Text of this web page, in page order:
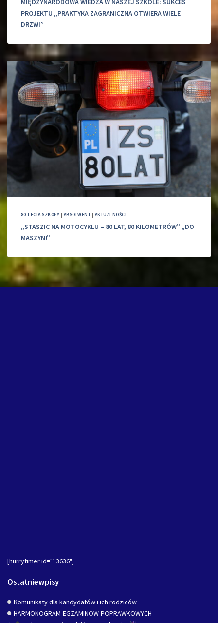
MIĘDZYNARODOWA WIEDZA W NASZEJ SZKOLE: SUKCES
PROJEKTU „PRAKTYKA ZAGRANICZNA OTWIERA WIELE
DRZWI”
80-LECIA SZKOŁY | ABSOLWENT | AKTUALNOŚCI
„STASZIC NA MOTOCYKLU – 80 LAT, 80 KILOMETRÓW” „DO
MASZYN!”
[hurrytimer id="13636"]
Ostatniewpisy
Komunikaty dla kandydatów i ich rodziców
HARMONOGRAM-EGZAMINOW-POPRAWKOWYCH